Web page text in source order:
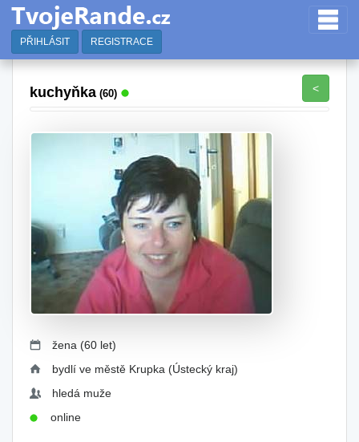
PŘIHLÁSIT REGISTRACE
kuchyňka (60) <
žena (60 let)
bydlí ve městě Krupka (Ústecký kraj)
hledá muže
online